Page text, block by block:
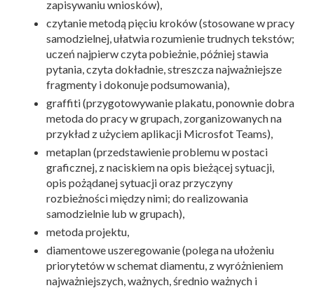
zapisywaniu wniosków),
czytanie metodą pięciu kroków (stosowane w pracy
samodzielnej, ułatwia rozumienie trudnych tekstów;
uczeń najpierw czyta pobieżnie, później stawia
pytania, czyta dokładnie, streszcza najważniejsze
fragmenty i dokonuje podsumowania),
graffiti (przygotowywanie plakatu, ponownie dobra
metoda do pracy w grupach, zorganizowanych na
przykład z użyciem aplikacji Microsfot Teams),
metaplan (przedstawienie problemu w postaci
graficznej, z naciskiem na opis bieżącej sytuacji,
opis pożądanej sytuacji oraz przyczyny
rozbieżności między nimi; do realizowania
samodzielnie lub w grupach),
metoda projektu,
diamentowe uszeregowanie (polega na ułożeniu
priorytetów w schemat diamentu, z wyróżnieniem
najważniejszych, ważnych, średnio ważnych i